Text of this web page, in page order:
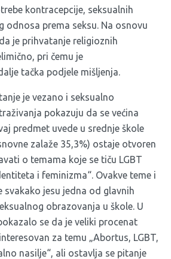
kontracepcije, seksualnih
odnosa prema seksu. Na osnovu
je prihvatanje religioznih
pri čemu je
tačka podjele mišljenja.
je vezano i seksualno
pokazuju da se većina
predmet uvede u srednje škole
zalaže 35,3%) ostaje otvoren
o temama koje se tiču LGBT
i feminizma“. Ovakve teme i
svakako jesu jedna od glavnih
obrazovanja u škole. U
se da je veliki procenat
za temu „Abortus, LGBT,
nasilje“, ali ostavlja se pitanje